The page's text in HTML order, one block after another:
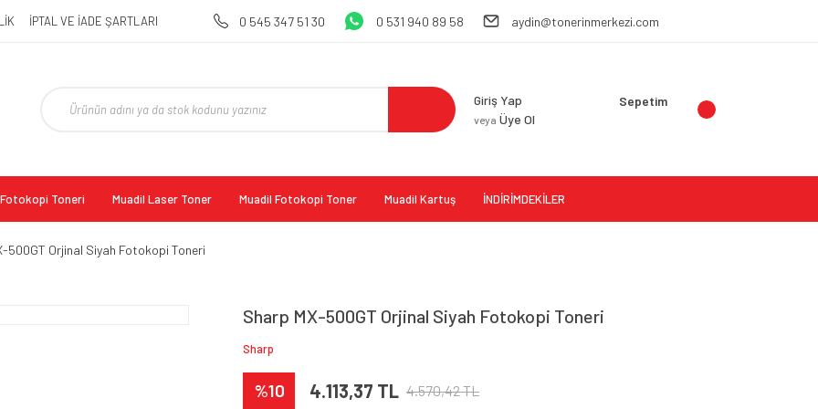
İPTAL VE İADE ŞARTLARI 0 545 347 51 30 0 531 940 89 58 aydin@tonerinmerkezi.com
Giriş Yap
veya Üye Ol
Sepetim
Toneri Muadil Laser Toner Muadil Fotokopi Toner Muadil Kartuş İNDİRİMDEKİLER
500GT Orjinal Siyah Fotokopi Toneri
Sharp MX-500GT Orjinal Siyah Fotokopi Toneri
Sharp
%10 4.113,37 TL 4.570,42 TL